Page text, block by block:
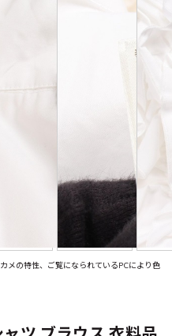
メの特性、ご覧になられているPCにより色